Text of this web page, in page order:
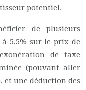
potentiel.
de plusieurs
à 5,5% sur le prix de
de taxe
(pouvant aller
et une déduction des